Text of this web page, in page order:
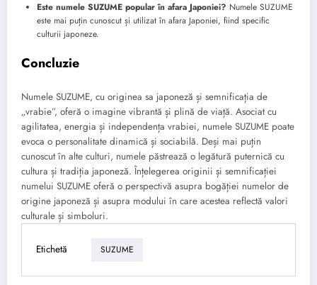
Este numele SUZUME popular în afara Japoniei? Numele SUZUME
este mai puțin cunoscut și utilizat în afara Japoniei, fiind specific
culturii japoneze.
Concluzie
Numele SUZUME, cu originea sa japoneză și semnificația de
„vrabie”, oferă o imagine vibrantă și plină de viață. Asociat cu
agilitatea, energia și independența vrabiei, numele SUZUME poate
evoca o personalitate dinamică și sociabilă. Deși mai puțin
cunoscut în alte culturi, numele păstrează o legătură puternică cu
cultura și tradiția japoneză. Înțelegerea originii și semnificației
numelui SUZUME oferă o perspectivă asupra bogăției numelor de
origine japoneză și asupra modului în care acestea reflectă valori
culturale și simboluri.
Etichetă SUZUME